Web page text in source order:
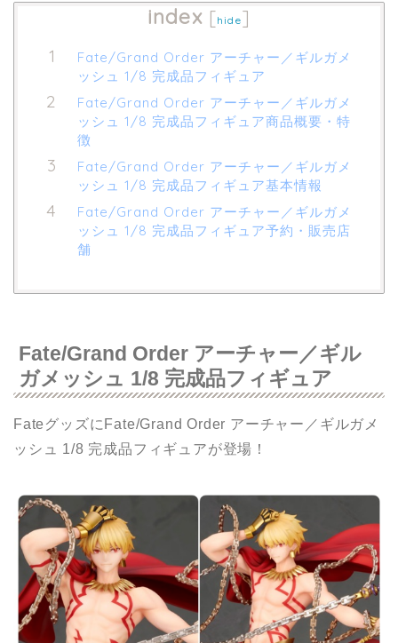
index [hide]
Fate/Grand Order アーチャー／ギルガメ
ッシュ 1/8 完成品フィギュア
Fate/Grand Order アーチャー／ギルガメ
ッシュ 1/8 完成品フィギュア商品概要・特
徴
Fate/Grand Order アーチャー／ギルガメ
ッシュ 1/8 完成品フィギュア基本情報
Fate/Grand Order アーチャー／ギルガメ
ッシュ 1/8 完成品フィギュア予約・販売店
舗
Fate/Grand Order アーチャー／ギル
ガメッシュ 1/8 完成品フィギュア
FateグッズにFate/Grand Order アーチャー／ギルガメ
ッシュ 1/8 完成品フィギュアが登場！